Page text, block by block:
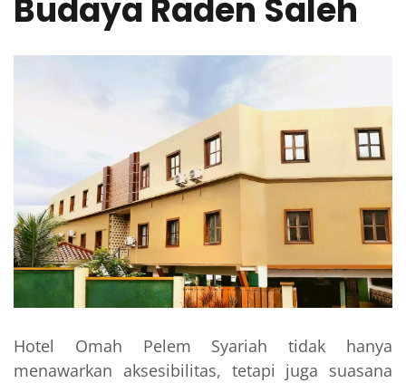
Budaya Raden Saleh
Hotel Omah Pelem Syariah tidak hanya
menawarkan aksesibilitas, tetapi juga suasana